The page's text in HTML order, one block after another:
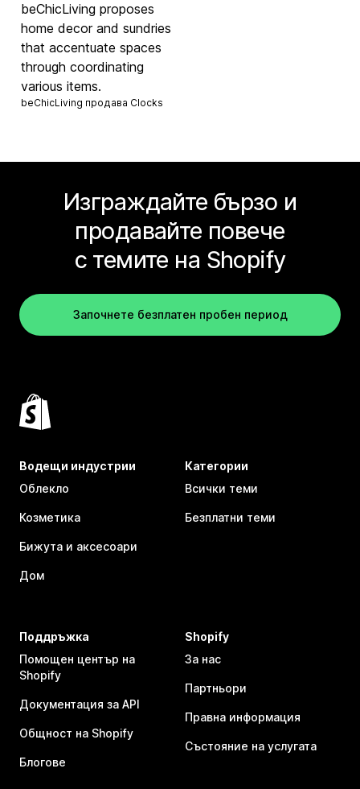
beChicLiving proposes
home decor and sundries
that accentuate spaces
through coordinating
various items.
beChicLiving продава Clocks
Изграждайте бързо и
продавайте повече
с темите на Shopify
Започнете безплатен пробен период
Водещи индустрии
Облекло
Козметика
Бижута и аксесоари
Дом
Категории
Всички теми
Безплатни теми
Поддръжка
Помощен център на
Shopify
Документация за API
Общност на Shopify
Блогове
Shopify
За нас
Партньори
Правна информация
Състояние на услугата